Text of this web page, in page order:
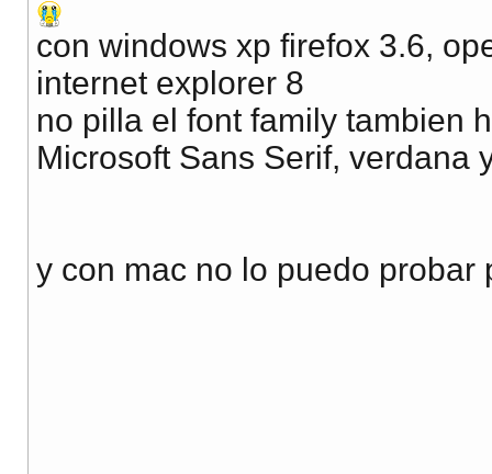
con windows xp firefox 3.6,
internet explorer 8
no pilla el font family tambien
Microsoft Sans Serif, verdana
y con mac no lo puedo probar